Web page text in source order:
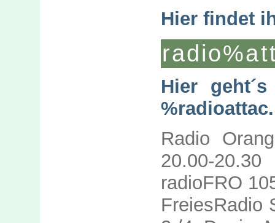
Hier findet
Hier
%radioattac.
Radio
20.00-20.30
radioFRO
FreiesRadio